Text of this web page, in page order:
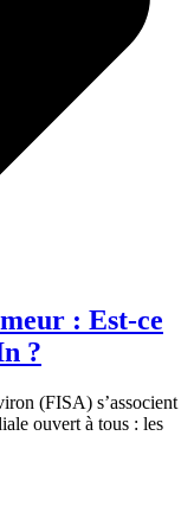
: Est-ce
?
(FISA) s’associent
ouvert à tous : les